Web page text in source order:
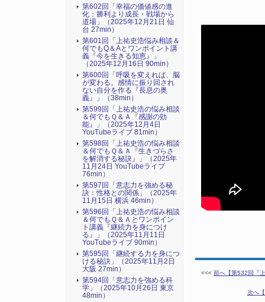
<<< 前へ【第532回『
次へ
第602回「幸福の価値感の進
化：勝利より成長・戦場から
道場」（2025年12月21日 仙
台 27min）
第601回「上祐史浩悩み相談＆
何でもQ＆Aとワンポイント講
義『今を生きる知恵』」
（2025年12月16日 90min）
第600回「呼吸を変えれば、脳
が変わる。感情に振り回され
ない自分を作る『長息の奥
義』」（38min）
第599回「上祐史浩の悩み相談
＆何でもＱ＆Ａ『感謝の効
能』」（2025年12月4日
YouTubeライブ 81min）
第598回「上祐史浩の悩み相談
＆何でもＱ＆Ａ『生きづらさ
を解消する秘訣』​」（2025年
11月24日 YouTubeライブ
76min）
第597回「意志力を強める秘
訣：性格との関係」（2025年
11月15日 横浜 46min）
第596回「上祐史浩の悩み相談
＆何でもＱ＆Ａとワンポイン
ト講義『継続力を身につけ
る』​」（2025年11月11日
YouTubeライブ 90min）
第595回「継続する力を身につ
ける秘訣」（2025年11月2日
大阪 27min）
第594回「意志力を強める科
学」（2025年10月26日 東京
48min）